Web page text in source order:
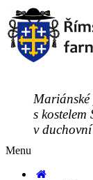
s kostelem
v
Menu